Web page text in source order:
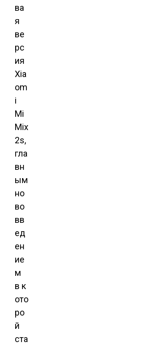
ва
я
ве
рс
ия
Xia
om
i
Mi
Mix
2s,
гла
вн
ым
но
во
вв
ед
ен
ие
м
в к
ото
ро
й
ста